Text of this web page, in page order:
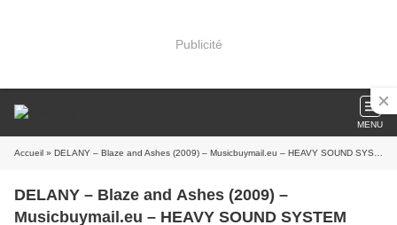
Publicité
MENU
Accueil » DELANY – Blaze and Ashes (2009) – Musicbuymail.eu – HEAVY SOUND SYSTEM
DELANY – Blaze and Ashes (2009) –
Musicbuymail.eu – HEAVY SOUND SYSTEM